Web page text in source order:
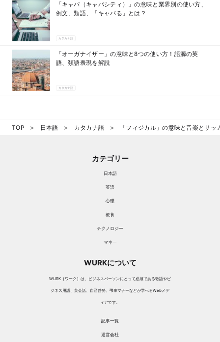
「キャパ（キャパシティ）」の意味と業界別の使い方、
例文、類語、「キャパる」とは？
カタカナ語
「オーガナイザー」の意味と8つの使い方！語源の英
語、類語表現を解説
カタカナ語
TOP 日本語 カタカナ語 「フィジカル」の意味と音楽とサ
カテゴリー
日本語
英語
心理
教養
テクノロジー
マネー
WURKについて
WURK［ワーク］は、ビジネスパーソンにとって必須である敬語やビ
ジネス用語、英会話、自己啓発、弔事マナーなどが学べるWebメデ
ィアです。
記事一覧
運営会社